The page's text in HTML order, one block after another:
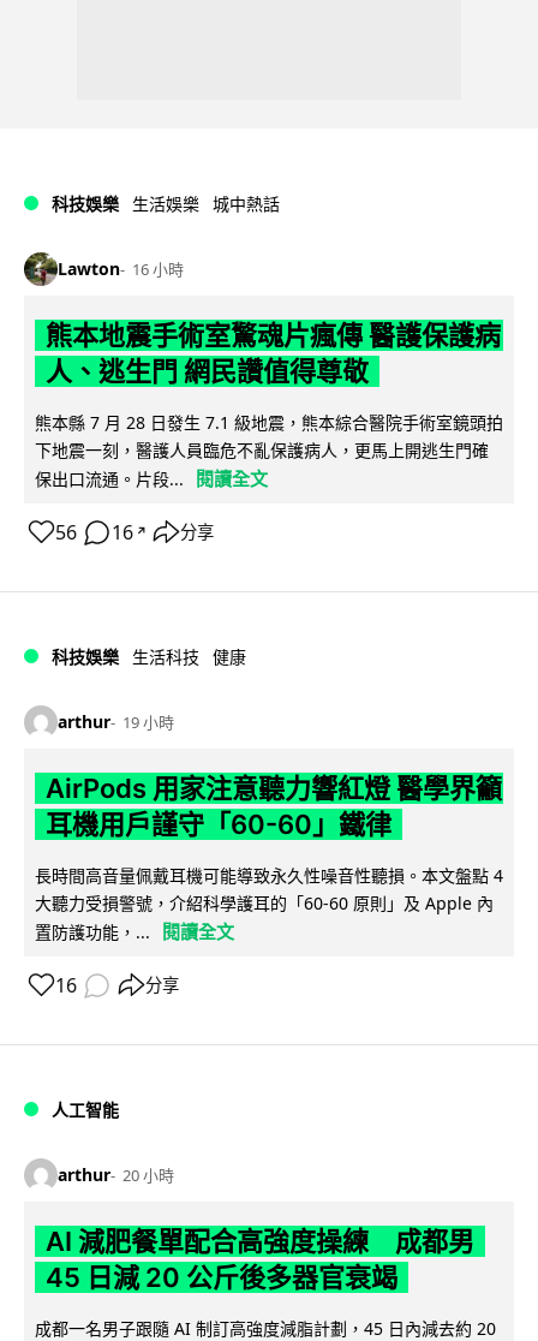
科技娛樂 生活娛樂 城中熱話
Lawton 16 小時
熊本地震手術室驚魂片瘋傳 醫護保護病
人、逃生門 網民讚值得尊敬
熊本縣 7 月 28 日發生 7.1 級地震，熊本綜合醫院手術室鏡頭拍
下地震一刻，醫護人員臨危不亂保護病人，更馬上開逃生門確
保出口流通。片段...
閱讀全文
56 16 ↗ 分享
科技娛樂 生活科技 健康
arthur 19 小時
AirPods 用家注意聽力響紅燈 醫學界籲
耳機用戶謹守「60-60」鐵律
長時間高音量佩戴耳機可能導致永久性噪音性聽損。本文盤點 4
大聽力受損警號，介紹科學護耳的「60-60 原則」及 Apple 內
置防護功能，...
閱讀全文
16 分享
人工智能
arthur 20 小時
AI 減肥餐單配合高強度操練 成都男
45 日減 20 公斤後多器官衰竭
成都一名男子跟隨 AI 制訂高強度減脂計劃，45 日內減去約 20